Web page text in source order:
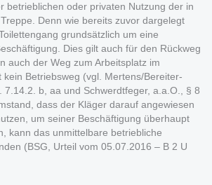
betrieblichen oder privaten Nutzung der in
Denn wie bereits zuvor dargelegt
grundsätzlich um eine
Dies gilt auch für den Rückweg
auch der Weg zum Arbeitsplatz im
kein Betriebsweg (vgl. Mertens/Bereiter-
7.14.2. b, aa und Schwerdtfeger, a.a.O., § 8
dass der Kläger darauf angewiesen
um seiner Beschäftigung überhaupt
kann das unmittelbare betriebliche
(BSG, Urteil vom 05.07.2016 – B 2 U